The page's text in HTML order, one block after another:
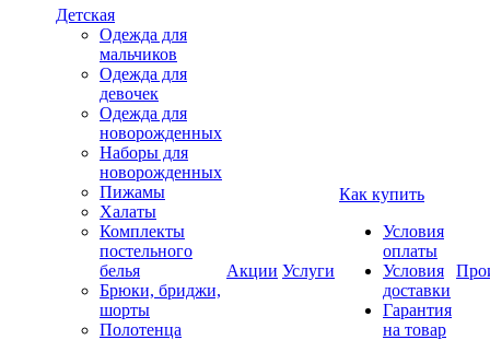
Детская
Одежда для
мальчиков
Одежда для
девочек
Одежда для
новорожденных
Наборы для
новорожденных
Пижамы
Халаты
Комплекты
постельного
белья
Брюки, бриджи,
шорты
Полотенца
Акции Услуги
Как купить
Условия
оплаты
Условия
доставки
Гарантия
на товар